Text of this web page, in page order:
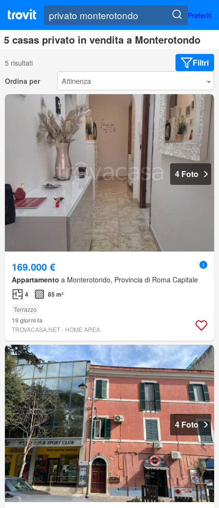
Preferiti
5 casas privato in vendita a Monterotondo
5 risultati Filtri
Ordina per
4 Foto
169.000 €
Appartamento a Monterotondo, Provincia di Roma Capitale
4 85 m²
Terrazzo
19 giorni fa
TROVACASA.NET - HOME AREA
4 Foto